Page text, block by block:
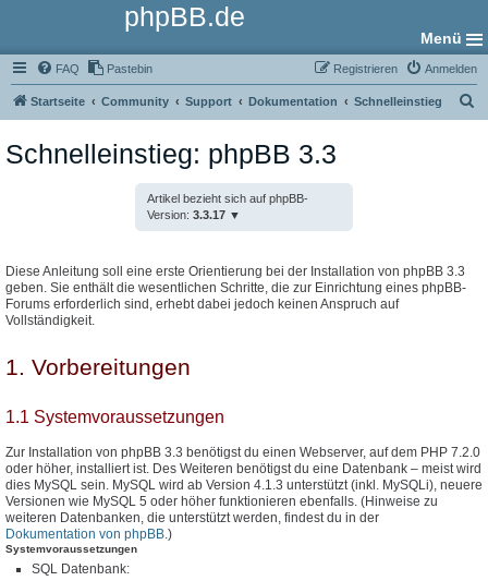
phpBB.de
Menü
FAQ Pastebin Anmelden
Registrieren
Startseite Community Support Dokumentation Schnelleinstieg
Schnelleinstieg: phpBB 3.3
Artikel bezieht sich auf phpBB-
Version: 3.3.17
Diese Anleitung soll eine erste Orientierung bei der Installation von phpBB 3.3
geben. Sie enthält die wesentlichen Schritte, die zur Einrichtung eines phpBB-
Forums erforderlich sind, erhebt dabei jedoch keinen Anspruch auf
Vollständigkeit.
1. Vorbereitungen
1.1 Systemvoraussetzungen
Zur Installation von phpBB 3.3 benötigst du einen Webserver, auf dem PHP 7.2.0
oder höher, installiert ist. Des Weiteren benötigst du eine Datenbank – meist wird
dies MySQL sein. MySQL wird ab Version 4.1.3 unterstützt (inkl. MySQLi), neuere
Versionen wie MySQL 5 oder höher funktionieren ebenfalls. (Hinweise zu
weiteren Datenbanken, die unterstützt werden, findest du in der
Dokumentation von phpBB.)
Systemvoraussetzungen
SQL Datenbank: